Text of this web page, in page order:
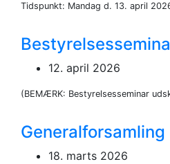
Tidspunkt: Mandag d. 13. april
12. april 2026
(BEMÆRK: Bestyrelsesseminar
18. marts 2026